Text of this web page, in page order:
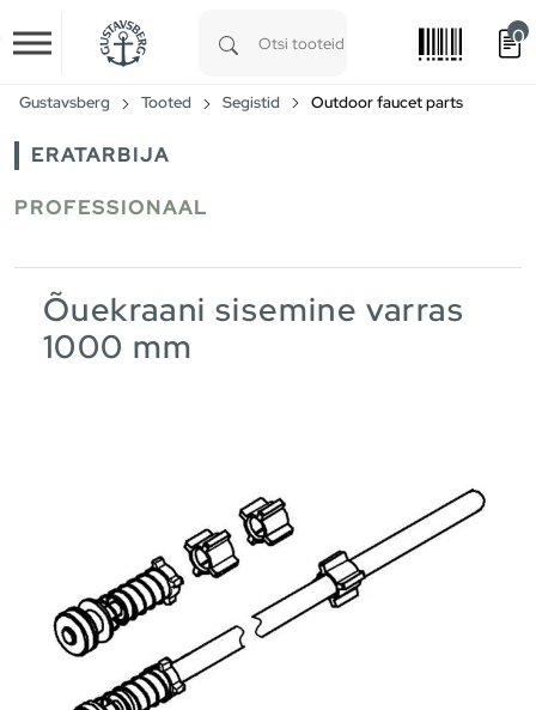
Skip to main content
0
Gustavsberg Tooted Segistid Outdoor faucet parts
ERATARBIJA
PROFESSIONAAL
Õuekraani sisemine varras
1000 mm